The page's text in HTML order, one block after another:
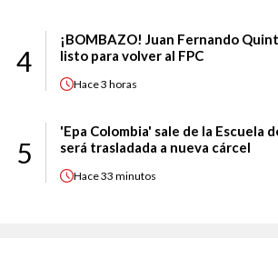
4
¡BOMBAZO! Juan Fernando
listo para volver al FPC
Hace3 horas
5
'Epa Colombia' sale de la Escuela
será trasladada a nueva cárcel
Hace33 minutos